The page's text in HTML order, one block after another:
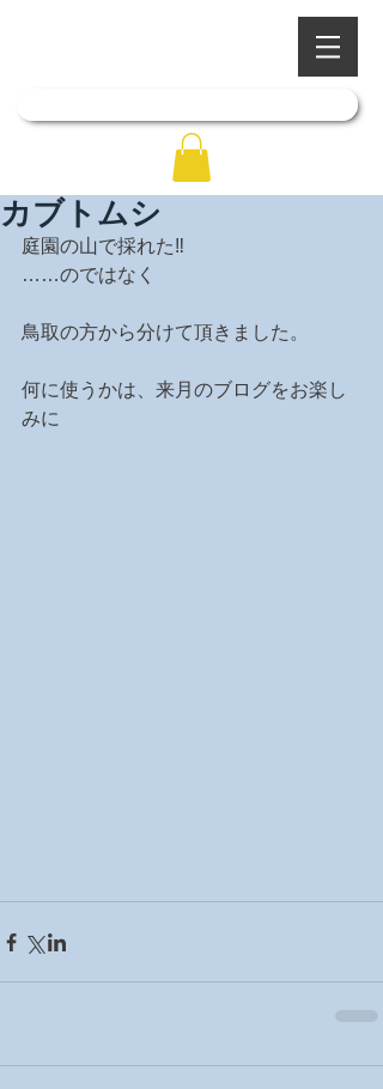
カブトムシ
庭園の山で採れた‼
……のではなく
鳥取の方から分けて頂きました。
何に使うかは、来月のブログをお楽し
みに